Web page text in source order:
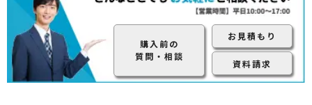
購入前の
質問・相談
お見積もり
資料請求